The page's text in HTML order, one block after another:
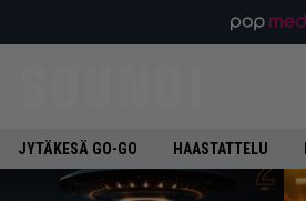
JYTÄKESÄ GO-GO HAASTATTELU